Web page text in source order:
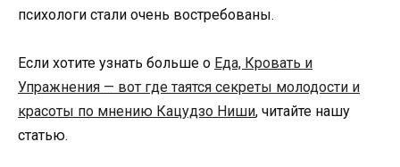
психологи стали очень востребованы.
Если хотите узнать больше о Еда, Кровать и
Упражнения — вот где таятся секреты молодости и
красоты по мнению Кацудзо Ниши, читайте нашу
статью.